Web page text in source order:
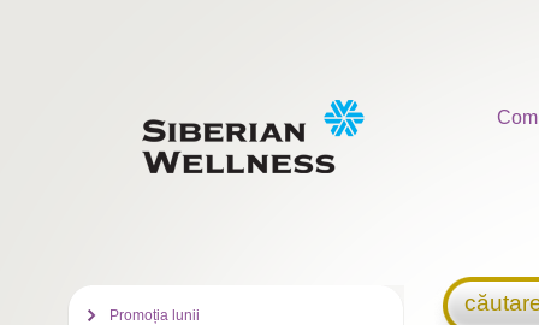
Promoția lunii